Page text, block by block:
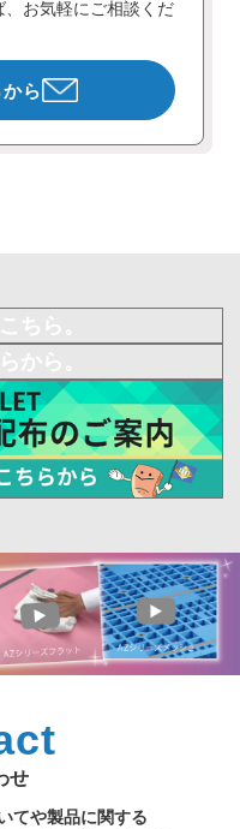
、お気軽にご相談くだ
ら
せ
てや製品に関する